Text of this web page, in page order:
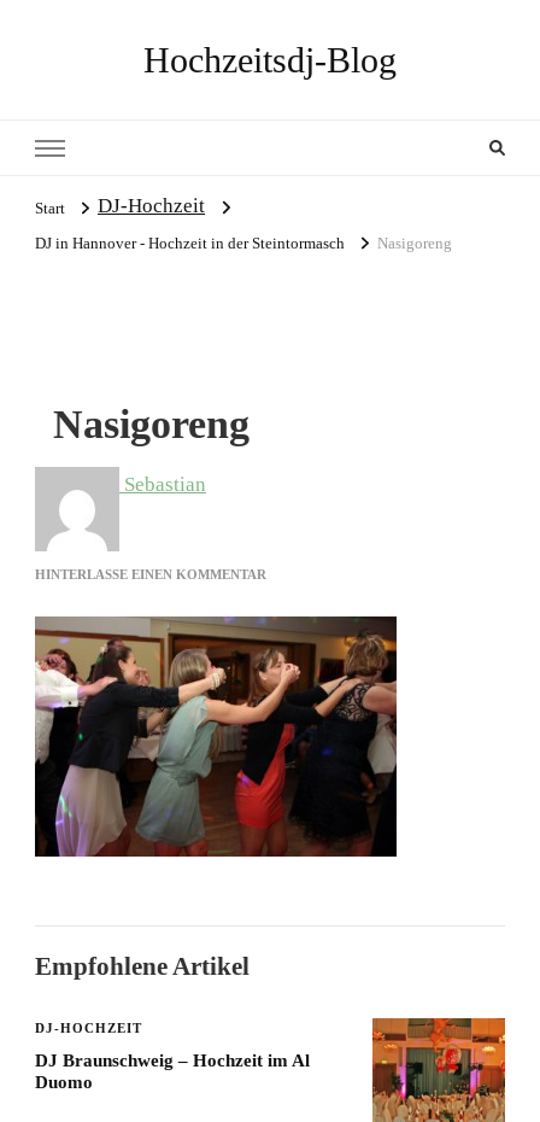
Hochzeitsdj-Blog
Start DJ-Hochzeit
DJ in Hannover - Hochzeit in der Steintormasch Nasigoreng
Nasigoreng
Sebastian
HINTERLASSE EINEN KOMMENTAR
Empfohlene Artikel
DJ-HOCHZEIT
DJ Braunschweig – Hochzeit im Al
Duomo